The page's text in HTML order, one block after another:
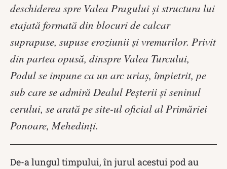
deschiderea spre Valea Pragului şi structura lui
etajată formată din blocuri de calcar
suprapuse, supuse eroziunii şi vremurilor. Privit
din partea opusă, dinspre Valea Turcului,
Podul se impune ca un arc uriaş, împietrit, pe
sub care se admiră Dealul Peşterii şi seninul
cerului, se arată pe site-ul oficial al Primăriei
Ponoare, Mehedinţi.
De-a lungul timpului, în jurul acestui pod au